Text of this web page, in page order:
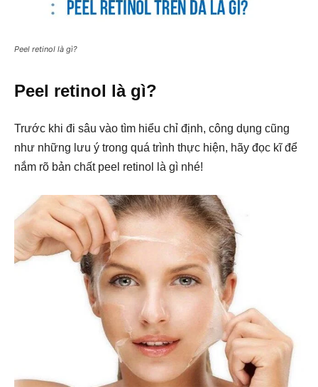
Peel retinol là gì?
Peel retinol là gì?
Trước khi đi sâu vào tìm hiểu chỉ định, công dụng cũng
như những lưu ý trong quá trình thực hiện, hãy đọc kĩ để
nắm rõ bản chất peel retinol là gì nhé!